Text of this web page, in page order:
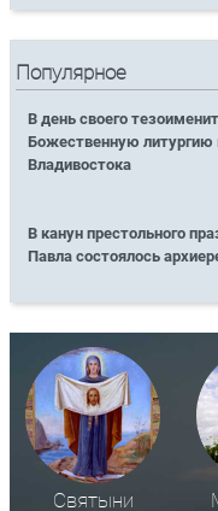
Популярное
В день своего
Божественную литургию
Владивостока
В канун престольного
Павла состоялось
Святыни